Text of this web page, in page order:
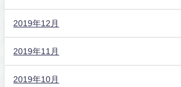
2019年12月
2019年11月
2019年10月